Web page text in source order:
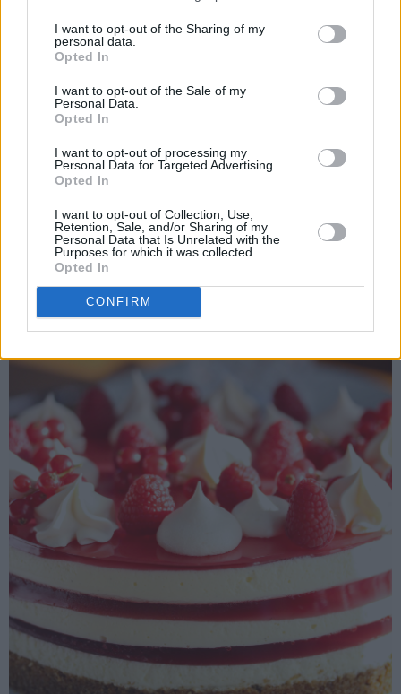
I want to opt-out of the Sharing of my
personal data.
Opted In
I want to opt-out of the Sale of my
Personal Data.
Opted In
I want to opt-out of processing my
Personal Data for Targeted Advertising.
Opted In
I want to opt-out of Collection, Use,
Retention, Sale, and/or Sharing of my
Personal Data that Is Unrelated with the
Purposes for which it was collected.
Opted In
CONFIRM